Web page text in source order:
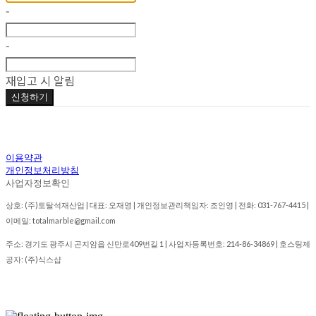
-
-
재입고 시 알림
신청하기
이용약관
개인정보처리방침
사업자정보확인
상호: (주)토탈석재산업 | 대표: 오재영 | 개인정보관리책임자: 조인영 | 전화: 031-767-4415 |
이메일: totalmarble@gmail.com
주소: 경기도 광주시 곤지암읍 신만로409번길 1 | 사업자등록번호: 214-86-34869 | 호스팅제
공자: (주)식스샵